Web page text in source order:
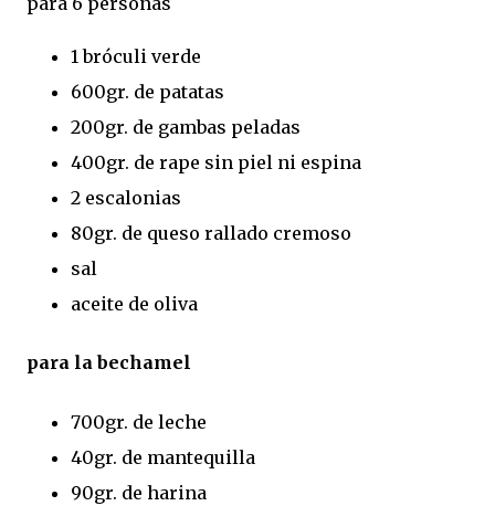
1 bróculi verde
600gr. de patatas
200gr. de gambas peladas
400gr. de rape sin piel ni espina
2 escalonias
80gr. de queso rallado cremoso
sal
aceite de oliva
para la bechamel
700gr. de leche
40gr. de mantequilla
90gr. de harina